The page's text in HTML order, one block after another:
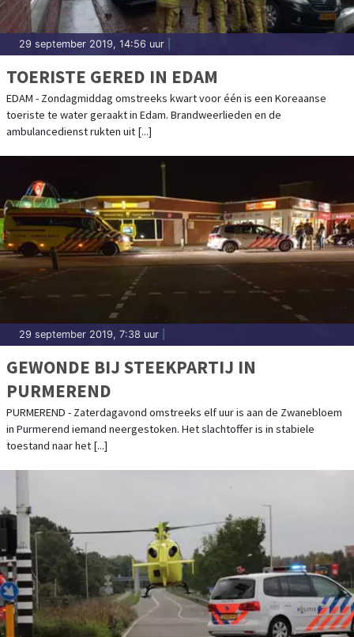
29 september 2019, 14:56 uur
TOERISTE GERED IN EDAM
EDAM - Zondagmiddag omstreeks kwart voor één is een Koreaanse
toeriste te water geraakt in Edam. Brandweerlieden en de
ambulancedienst rukten uit [...]
29 september 2019, 7:38 uur
GEWONDE BIJ STEEKPARTIJ IN
PURMEREND
PURMEREND - Zaterdagavond omstreeks elf uur is aan de Zwanebloem
in Purmerend iemand neergestoken. Het slachtoffer is in stabiele
toestand naar het [...]